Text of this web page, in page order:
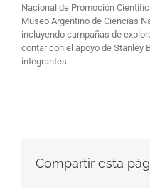
Nacional de Promoción
Museo Argentino de Ciencias
incluyendo campañas de
contar con el apoyo de Stanley
integrantes.
Compartir esta